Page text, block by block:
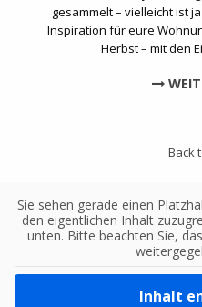
gesammelt – vielleicht ist
Inspiration für eure
Herbst – mit den
Back
Sie sehen gerade einen
den eigentlichen Inhalt
unten. Bitte beachten Sie,
Inhalt